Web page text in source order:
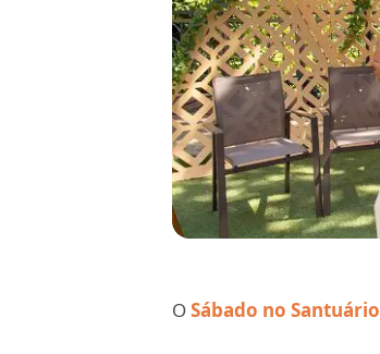
OSábado no Santuário